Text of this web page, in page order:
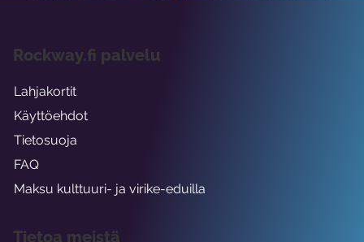
Rockway.fi palvelu
Lahjakortit
Käyttöehdot
Tietosuoja
FAQ
Maksu kulttuuri- ja virike-eduilla
Tietoa meistä